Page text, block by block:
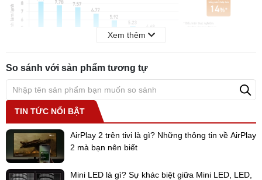
CÔNG NGHỆ TIÊN TIẾN
Bằng cách kết hợp các công nghệ phần mềm và phần cứng tiên
tiến để tiết kiệm năng lượng trong quá trình vận hành thực tế và
đặc biệt khi kết hợp các công nghệ của VRV, VRT và VAV. Daikin
đã đạt được cả hai tiêu chí tiết kiệm năng lượng và điều hòa không
khí một cách tối ưu.
Xem thêm
So sánh với sản phẩm tương tự
TIN TỨC NỔI BẬT
AirPlay 2 trên tivi là gì? Những thông tin về AirPlay
2 mà bạn nên biết
Mini LED là gì? Sự khác biệt giữa Mini LED, LED,